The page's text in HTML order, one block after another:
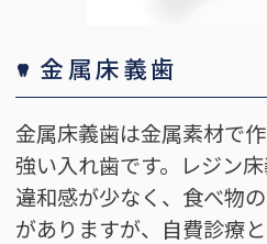
金属床義歯
金属床義歯は金属素材で
強い入れ歯です。レジン
違和感が少なく、食べ物
がありますが、自費診療